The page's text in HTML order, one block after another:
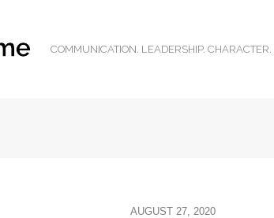
COMMUNICATION. LEADERSHIP. CHARACTER.
AUGUST 27, 2020